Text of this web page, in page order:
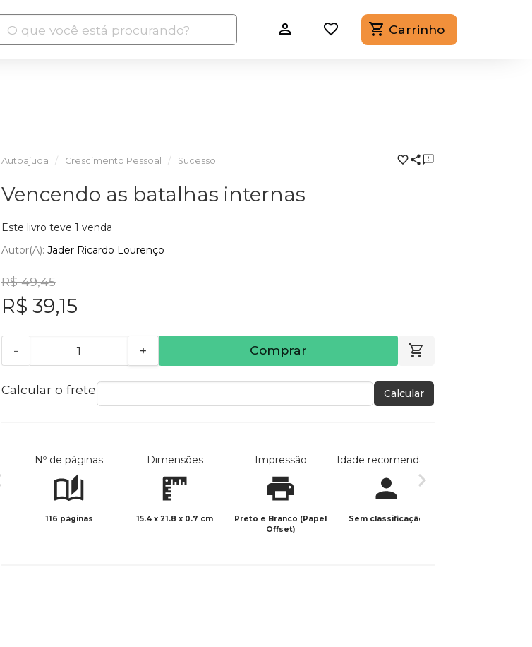
Carrinho
Autoajuda Crescimento Pessoal Sucesso
Vencendo as batalhas internas
Este livro teve 1 venda
Autor(a): Jader Ricardo Lourenço
R$ 49,45
R$ 39,15
- + Comprar
Calcular o frete Calcular
Nº de páginas
116 páginas
Dimensões
15.4 x 21.8 x 0.7 cm
Impressão
Preto e Branco (Papel
Offset)
Idade recomendada
Sem classificação